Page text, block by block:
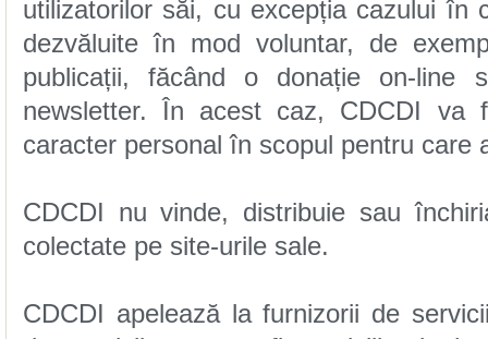
caracter personal în scopul pentru care
colectate pe site-urile sale.